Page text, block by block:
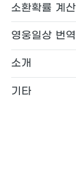
소환확률 계산
영웅일상 번역
소개
기타